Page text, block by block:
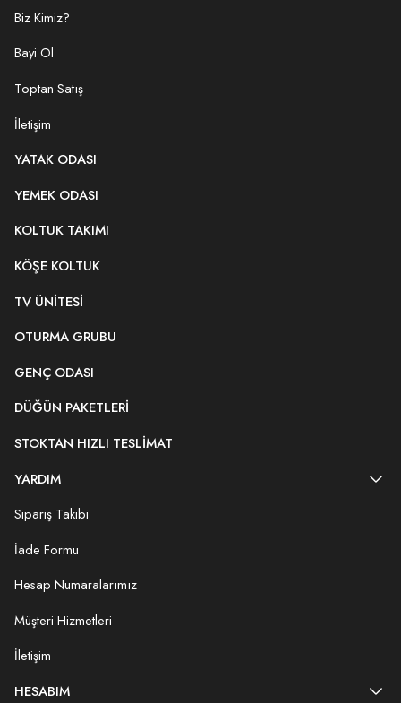
Biz Kimiz?
Bayi Ol
Toptan Satış
İletişim
YATAK ODASI
YEMEK ODASI
KOLTUK TAKIMI
KÖŞE KOLTUK
TV ÜNITESI
OTURMA GRUBU
GENÇ ODASI
DÜĞÜN PAKETLERI
STOKTAN HIZLI TESLIMAT
YARDIM
Sipariş Takibi
İade Formu
Hesap Numaralarımız
Müşteri Hizmetleri
İletişim
HESABIM